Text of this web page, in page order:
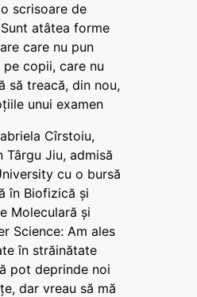
scrisoare de
atâtea forme
care nu pun
pe copii, care nu
să treacă, din nou,
unui examen
Cîrstoiu,
Târgu Jiu, admisă
cu o bursă
în Biofizică și
Moleculară și
Science: Am ales
în străinătate
pot deprinde noi
dar vreau să mă